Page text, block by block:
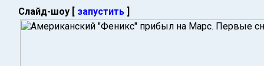
Слайд-шоу [ запустить ]